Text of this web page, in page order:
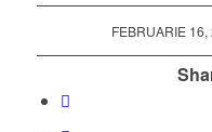
FEBRUARIE
/